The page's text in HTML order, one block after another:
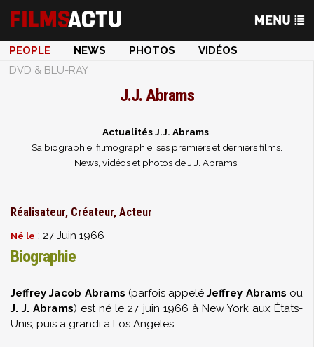
PEOPLE NEWS PHOTOS
VIDÉOS
DVD & BLU-RAY
J.J. Abrams
Actualités J.J. Abrams
Sa biographie, filmographie, ses premiers et derniers films.
News, vidéos et photos de J.J. Abrams.
Réalisateur, Créateur, Acteur
Né le : 27 Juin 1966
Biographie
Jeffrey Jacob Abrams (parfois appeléJeffrey Abrams ou
J. J. Abrams) est né le 27 juin 1966 à New York aux États-
Unis, puis a grandi à Los Angeles.